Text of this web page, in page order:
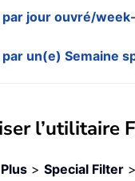
jour ouvré/
un(e) Semaine
l’utilitaire
> Special Filter >